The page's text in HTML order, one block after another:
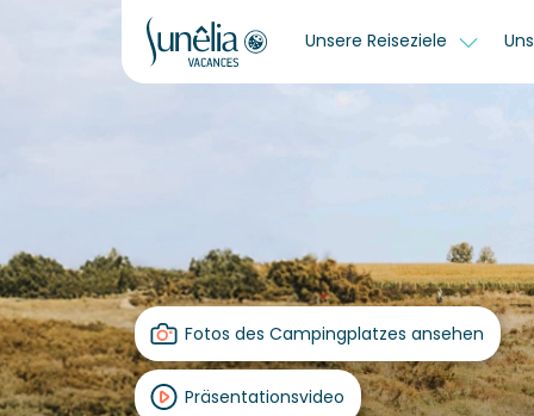
Unsere Reiseziele
Fotos des Campingplatzes ansehen
Präsentationsvideo